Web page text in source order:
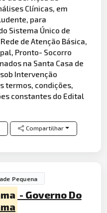
Clínicas, em
para
Sistema Único de
de Atenção Básica,
Pronto- Socorro
na Santa Casa de
, sob Intervenção
termos, condições,
constantes do Edital
Compartilhar
Pequena
- Governo Do